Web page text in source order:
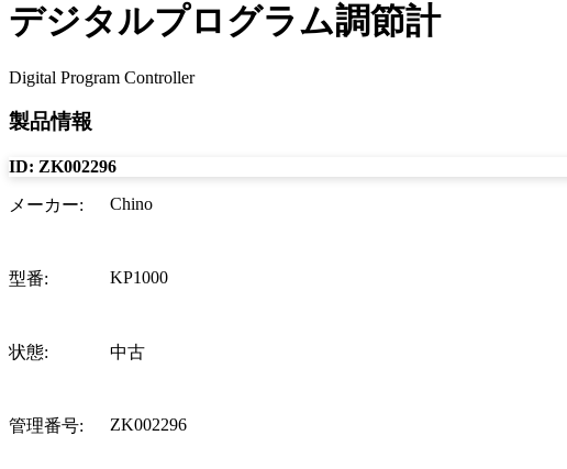
デジタルプログラム調節計
Digital Program Controller
製品情報
ID: ZK002296
メーカー: Chino
型番: KP1000
状態: 中古
管理番号: ZK002296